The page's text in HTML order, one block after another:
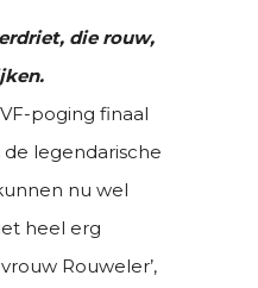
die rouw,
poging finaal
legendarische
nu wel
heel erg
Rouweler’,